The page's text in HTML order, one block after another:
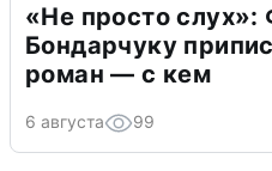
«Не просто слух»:
Бондарчуку
роман — с кем
6 августа 99